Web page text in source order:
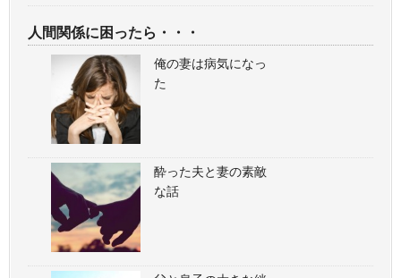
人間関係に困ったら・・・
俺の妻は病気になっ
た
酔った夫と妻の素敵
な話